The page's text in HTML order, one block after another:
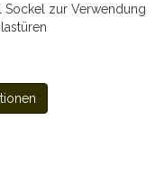
Sockel zur Verwendung